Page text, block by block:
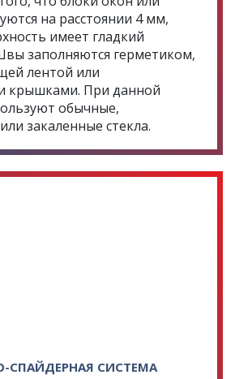
на расстоянии 4 мм,
имеет гладкий
заполняются герметиком,
лентой или
крышками. При данной
обычные,
закаленные стекла.
СПАЙДЕРНАЯ СИСТЕМА